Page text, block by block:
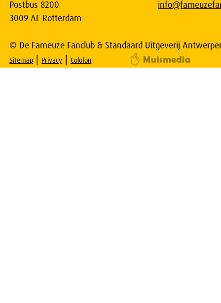
Postbus 8200
3009 AE Rotterdam
© De Fameuze Fanclub & Standaard Uitgeverij
Sitemap | Privacy |Colofon